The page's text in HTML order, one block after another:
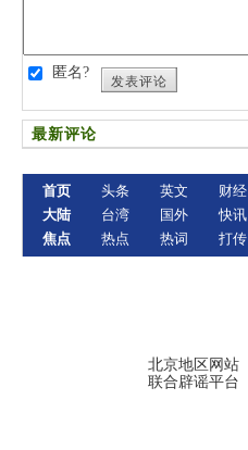
匿名?
发表评论
最新评论
首页
大陆
焦点
头条
台湾
热点
英文
国外
热词
财经
快讯
打传
北京地区网站
联合辟谣平台